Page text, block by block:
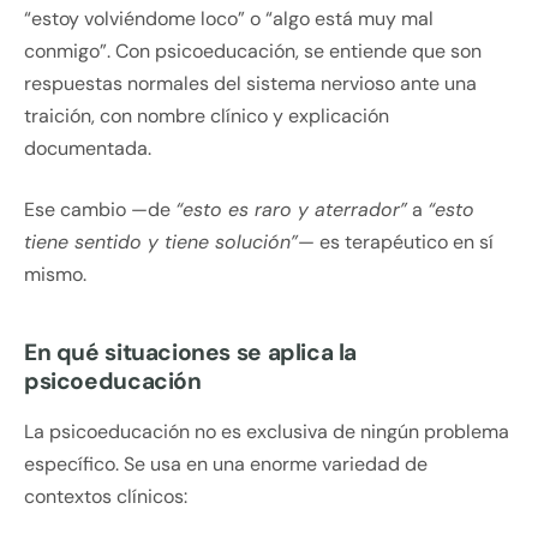
“estoy volviéndome loco” o “algo está muy mal
conmigo”. Con psicoeducación, se entiende que son
respuestas normales del sistema nervioso ante una
traición, con nombre clínico y explicación
documentada.
Ese cambio —de “esto es raro y aterrador”a “esto
tiene sentido y tiene solución”— es terapéutico en sí
mismo.
En qué situaciones se aplica la
psicoeducación
La psicoeducación no es exclusiva de ningún problema
específico. Se usa en una enorme variedad de
contextos clínicos: